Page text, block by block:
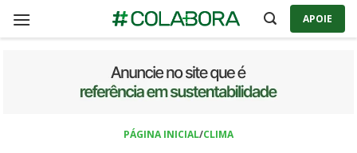
APOIE
PÁGINA INICIAL/CLIMA